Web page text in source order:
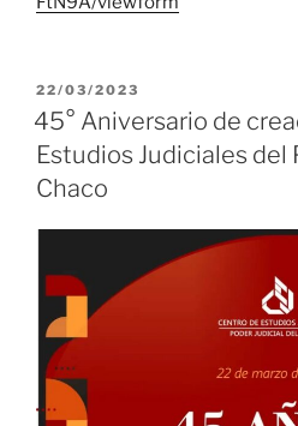
PUBLICADO
EL
22/03/2023
45° Aniversario de
Estudios Judiciales del
Chaco